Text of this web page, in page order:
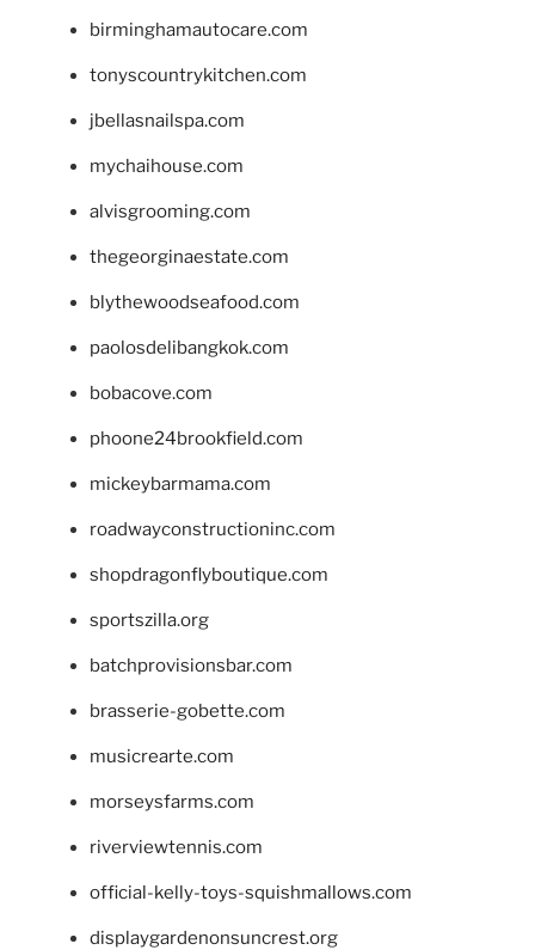
birminghamautocare.com
tonyscountrykitchen.com
jbellasnailspa.com
mychaihouse.com
alvisgrooming.com
thegeorginaestate.com
blythewoodseafood.com
paolosdelibangkok.com
bobacove.com
phoone24brookfield.com
mickeybarmama.com
roadwayconstructioninc.com
shopdragonflyboutique.com
sportszilla.org
batchprovisionsbar.com
brasserie-gobette.com
musicrearte.com
morseysfarms.com
riverviewtennis.com
official-kelly-toys-squishmallows.com
displaygardenonsuncrest.org